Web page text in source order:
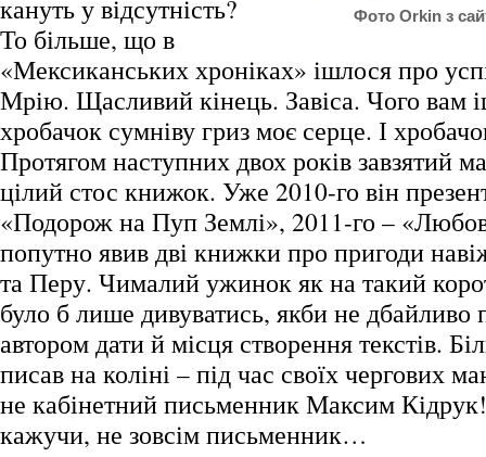
Фото Orkin з
кануть у відсутність?
То більше, що в
«Мексиканських хроніках» ішлося про
Мрію. Щасливий кінець. Завіса. Чого вам
хробачок сумніву гриз моє серце. І
Протягом наступних двох років завзятий
цілий стос книжок. Уже 2010-го він
«Подорож на Пуп Землі», 2011-го – «Любов
попутно явив дві книжки про пригоди
та Перу. Чималий ужинок як на такий
було б лише дивуватись, якби не дбайливо
автором дати й місця створення текстів.
писав на коліні – під час своїх чергових
не кабінетний письменник Максим
кажучи, не зовсім письменник…